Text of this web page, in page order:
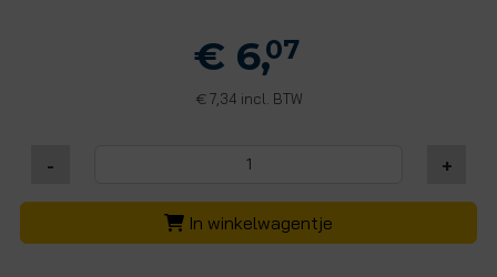
€ 6,07
€7,34 incl. BTW
- +
In winkelwagentje